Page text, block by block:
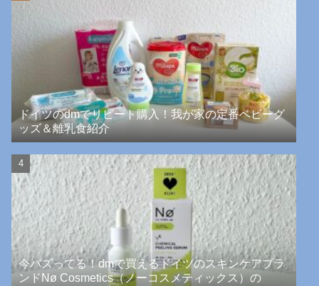
ドイツのdmでリピート購入！我が家の定番ベビーグ
ッズ＆離乳食紹介
今バズってる！dmで買えるドイツのスキンケアブラ
ンドNø Cosmetics（ノーコスメティックス）の